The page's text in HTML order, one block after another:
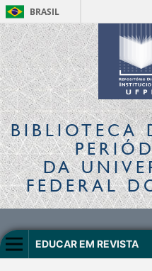
BRASIL
BIBLIOTECA
DA
FEDERAL
EDUCAR EM REVISTA